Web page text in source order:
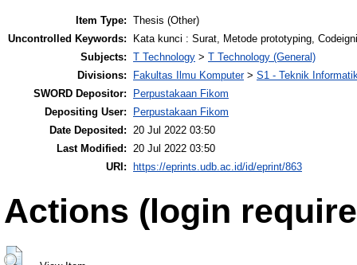
Item Type: Thesis (Other)
Uncontrolled Keywords:
Kata kunci : Surat, Metode prototyping,
Subjects: T Technology > T Technology (General)
Divisions:
Fakultas Ilmu Komputer> S1 - Teknik
SWORD Depositor:
Perpustakaan Fikom
Depositing User:
Perpustakaan Fikom
Date Deposited:
20 Jul 2022 03:50
Last Modified:
20 Jul 2022 03:50
URI:
https://eprints.udb.ac.id/id/eprint/863
Actions (login